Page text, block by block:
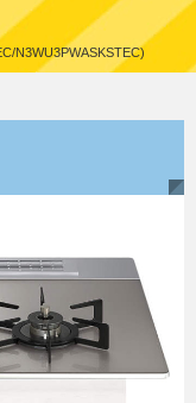
N3WU3PWASKSTEC)